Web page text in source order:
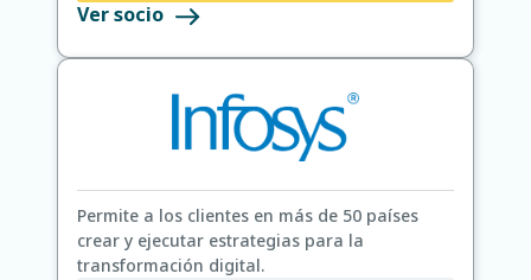
datos de producto. Desde implementaciones
ofrecemos soluciones personalizadas que
mejoran la calidad de los datos, la eficiencia
operativa y el tiempo de lanzamiento al
mercado. Nuestras herramientas de software,
como Plezio Connect, se integran
perfectamente con Stibo Systems para una
gestión de contenido de producto mejorada y
escalable.
Ver socio
Permite a los clientes en más de 50 países
crear y ejecutar estrategias para la
transformación digital.